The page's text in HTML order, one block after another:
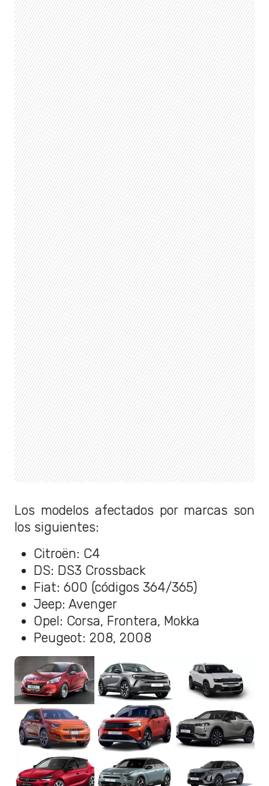
Los modelos afectados por marcas son
los siguientes:
Citroën: C4
DS: DS3 Crossback
Fiat: 600 (códigos 364/365)
Jeep: Avenger
Opel: Corsa, Frontera, Mokka
Peugeot: 208, 2008